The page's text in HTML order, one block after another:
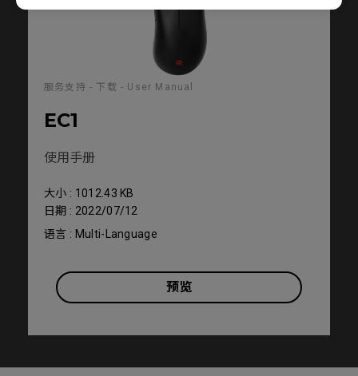
服务支持 - 下载 - User Manual
EC1
使用手册
大小 : 1012.43 KB
日期 : 2022/07/12
语言 : Multi-Language
预览